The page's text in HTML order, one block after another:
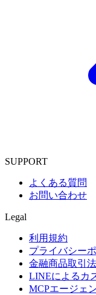
SUPPORT
よくある質問
お問い合わせ
Legal
利用規約
プライバシー
金融商品取引
LINEによるカ
MCPエージェ